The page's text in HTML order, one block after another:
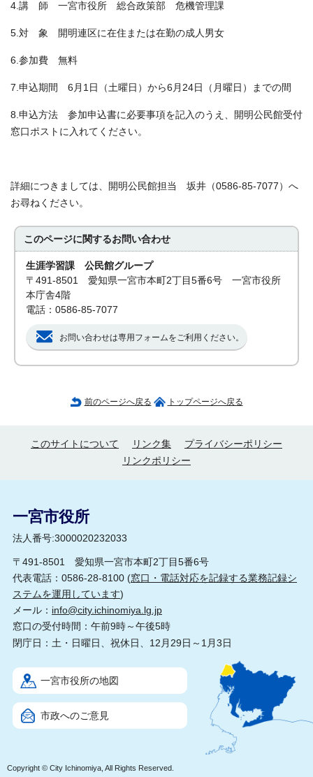
4.講 師 一宮市役所 総合政策部 危機管理課
5.対 象 開明連区に在住または在勤の成人男女
6.参加費 無料
7.申込期間 6月1日（土曜日）から6月24日（月曜日）までの間
8.申込方法 参加申込書に必要事項を記入のうえ、開明公民館受付
窓口ポストに入れてください。
詳細につきましては、開明公民館担当 坂井（0586-85-7077）へ
お尋ねください。
このページに関するお問い合わせ
生涯学習課 公民館グループ
〒491-8501 愛知県一宮市本町2丁目5番6号 一宮市役所
本庁舎4階
電話：0586-85-7077
お問い合わせは専用フォームをご利用ください。
前のページへ戻る トップページへ戻る
このサイトについて リンク集
プライバシーポリシー
リンクポリシー
一宮市役所
法人番号:3000020232033
〒491-8501 愛知県一宮市本町2丁目5番6号
代表電話：0586-28-8100 (窓口・電話対応を記録する業務記録シ
ステムを運用しています)
メール： info@city.ichinomiya.lg.jp
窓口の受付時間：午前9時～午後5時
閉庁日：土・日曜日、祝休日、12月29日～1月3日
一宮市役所の地図
市政へのご意見
Copyright © City Ichinomiya, All Rights Reserved.